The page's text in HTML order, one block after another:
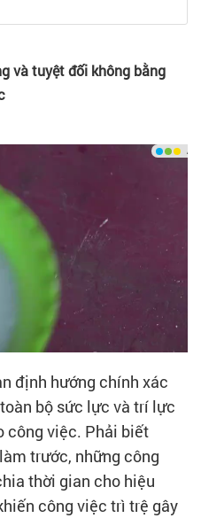
và tuyệt đối không bằng
định hướng chính xác
bộ sức lực và trí lực
công việc. Phải biết
trước, những công
thời gian cho hiệu
công việc trì trệ gây